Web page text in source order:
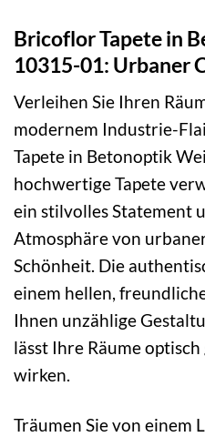
Bricoflor Tapete in
10315-01: Urbaner
Verleihen Sie Ihren
modernem Industrie-
Tapete in Betonoptik
hochwertige Tapete
ein stilvolles Statement
Atmosphäre von
Schönheit. Die
einem hellen,
Ihnen unzählige
lässt Ihre Räume
wirken.
Träumen Sie von einem